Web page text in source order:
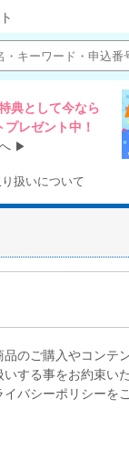
典として今なら
レゼント中！
▶
扱いについて
のご購入やコンテ
する事をお約束い
バシーポリシーを